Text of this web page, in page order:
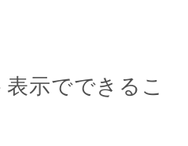
示でできるこ